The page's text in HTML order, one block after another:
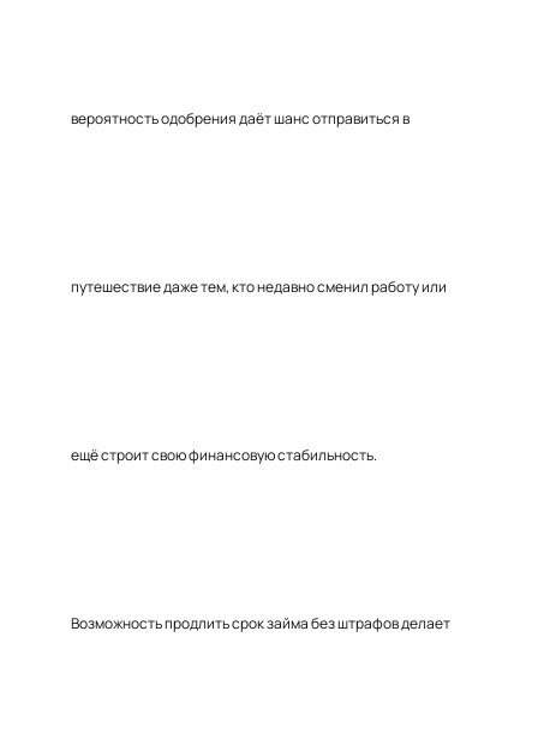
вероятность одобрения даёт шанс отправиться в
путешествие даже тем, кто недавно сменил работу или
ещё строит свою финансовую стабильность.
Возможность продлить срок займа без штрафов делает